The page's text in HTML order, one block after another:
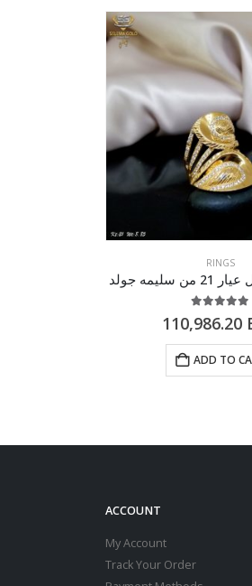
RINGS
جولد
110,986.20
ADD TO
ACCOUNT
My Account
Track Your Order